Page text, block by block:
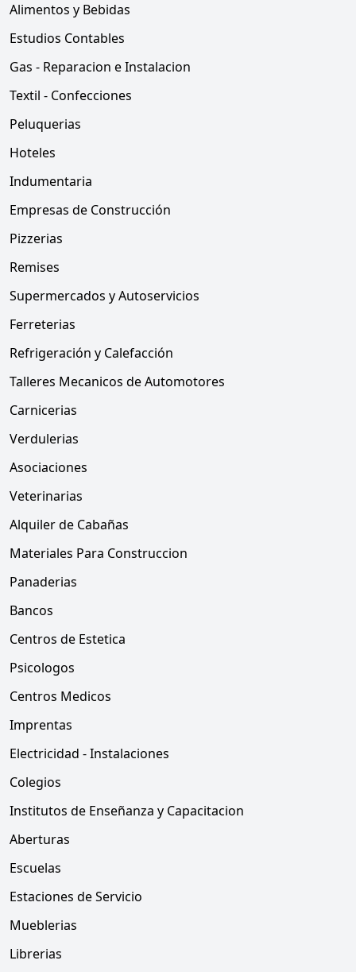
Alimentos y Bebidas
Estudios Contables
Gas - Reparacion e Instalacion
Textil - Confecciones
Peluquerias
Hoteles
Indumentaria
Empresas de Construcción
Pizzerias
Remises
Supermercados y Autoservicios
Ferreterias
Refrigeración y Calefacción
Talleres Mecanicos de Automotores
Carnicerias
Verdulerias
Asociaciones
Veterinarias
Alquiler de Cabañas
Materiales Para Construccion
Panaderias
Bancos
Centros de Estetica
Psicologos
Centros Medicos
Imprentas
Electricidad - Instalaciones
Colegios
Institutos de Enseñanza y Capacitacion
Aberturas
Escuelas
Estaciones de Servicio
Mueblerias
Librerias